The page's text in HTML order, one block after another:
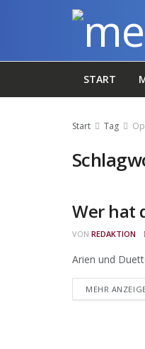
START
Start Tag
NEWS
Wer hat
VON REDAKTION
Arien und
MEHR